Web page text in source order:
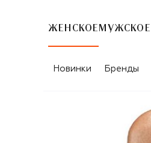
ЖЕНСКОЕ МУЖСКОЕ
Новинки Бренды